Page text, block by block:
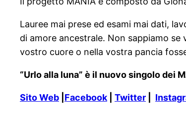
Lauree mai prese ed esami mai dati,
di amore ancestrale. Non sappiamo
vostro cuore o nella vostra pancia
“Urlo alla luna” è il nuovo singolo dei
Sito Web Facebook| Twitter